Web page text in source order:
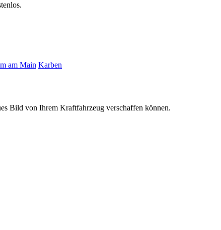
am Main Karben
Bild von Ihrem Kraftfahrzeug verschaffen können.